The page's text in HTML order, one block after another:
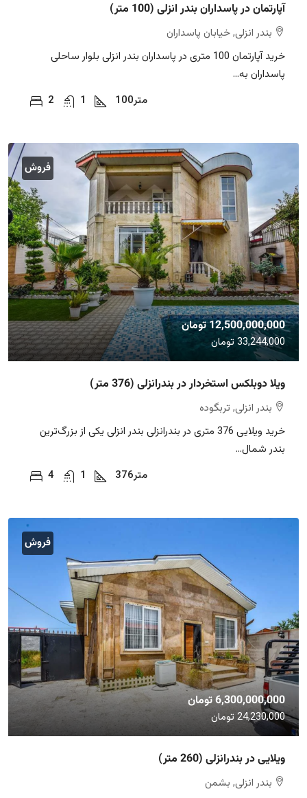
آپارتمان در پاسداران بندر انزلی (100 متر)
بندر انزلی, خیابان پاسداران
خرید آپارتمان 100 متری در پاسداران بندر انزلی بلوار ساحلی
پاسداران به...
2
1 100متر
فروش
12,500,000,000 تومان
33,244,000 تومان
ویلا دوبلکس استخردار در بندرانزلی (376 متر)
بندر انزلی, تربگوده
خرید ویلایی 376 متری در بندرانزلی بندر انزلی یکی از بزرگ‌ترین
بندر شمال...
4
1 376متر
فروش
6,300,000,000 تومان
24,230,000 تومان
ویلایی در بندرانزلی (260 متر)
بندر انزلی, بشمن